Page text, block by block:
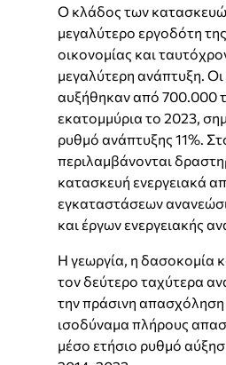
Ο κλάδος των
μεγαλύτερο εργοδότη
οικονομίας και
μεγαλύτερη ανάπτυξη. Οι
αυξήθηκαν από 700.000
εκατομμύρια το 2023,
ρυθμό ανάπτυξης 11%.
περιλαμβάνονται
κατασκευή ενεργειακά
εγκαταστάσεων
και έργων ενεργειακής
Η γεωργία, η δασοκομία
τον δεύτερο ταχύτερα
την πράσινη
ισοδύναμα πλήρους
μέσο ετήσιο ρυθμό